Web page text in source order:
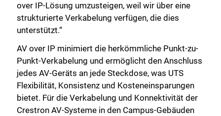
over IP-Lösung umzusteigen, weil wir über eine
strukturierte Verkabelung verfügen, die dies
unterstützt.“
AV over IP minimiert die herkömmliche Punkt-zu-
Punkt-Verkabelung und ermöglicht den Anschluss
jedes AV-Geräts an jede Steckdose, was UTS
Flexibilität, Konsistenz und Kosteneinsparungen
bietet. Für die Verkabelung und Konnektivität der
Crestron AV-Systeme in den Campus-Gebäuden